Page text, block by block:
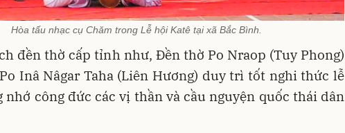
Hòa tấu nhạc cụ Chăm trong Lễ hội Katê tại xã Bắc Bình.
đền thờ cấp tỉnh như, Đền thờ Po Nraop (Tuy Phong)
Inâ Nâgar Taha (Liên Hương) duy trì tốt nghi thức lễ
nhớ công đức các vị thần và cầu nguyện quốc thái dân